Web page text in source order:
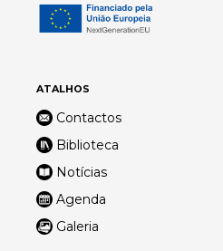
ATALHOS
Contactos
Biblioteca
Notícias
Agenda
Galeria